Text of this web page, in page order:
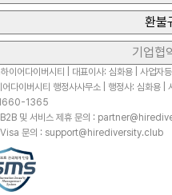
환불
기업협
이어다이버시티 | 대표이사: 심화용 | 사
어다이버시티 행정사사무소 | 행정사: 심화
1365
B2B 및 서비스 제휴 문의 :
Visa 문의 : support@hirediversity.club